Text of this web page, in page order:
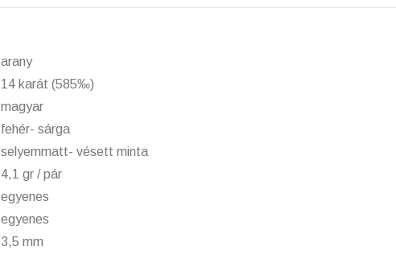
arany
14 karát (585‰)
magyar
fehér- sárga
selyemmatt- vésett minta
4,1 gr / pár
egyenes
egyenes
3,5 mm